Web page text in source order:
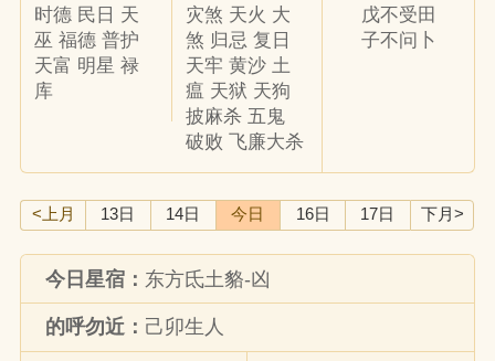
时德 民日 天
巫 福德 普护
天富 明星 禄
库
灾煞 天火 大
煞 归忌 复日
天牢 黄沙 土
瘟 天狱 天狗
披麻杀 五鬼
破败 飞廉大杀
戊不受田
子不问卜
<上月 13日 14日 今日 16日 17日 下月>
今日星宿： 东方氐土貉-凶
的呼勿近： 己卯生人